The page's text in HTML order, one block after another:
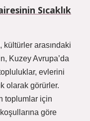
Sıcaklık
kültürler arasındaki
Kuzey Avrupa’da
evlerini
olarak görürler.
toplumlar için
göre